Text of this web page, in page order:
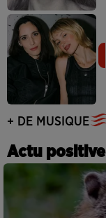
+ DE MUSIQUE
Actu positive